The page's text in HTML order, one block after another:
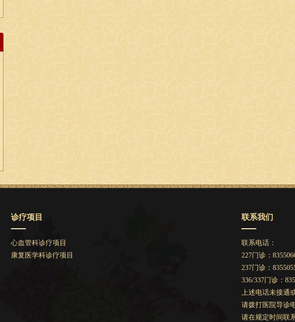
诊疗项目
心血管科诊疗项目
康复医学科诊疗项目
联系我们
联系电话：
227门诊：
237门诊：
336/337门诊：
上述电话未接通
请拨打医院导诊
请在规定时间联